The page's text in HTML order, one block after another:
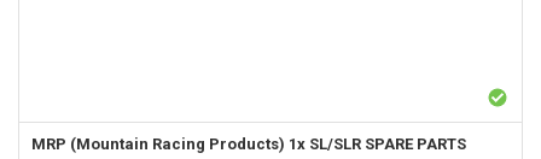
MRP (Mountain Racing Products) 1x SL/SLR SPARE PARTS